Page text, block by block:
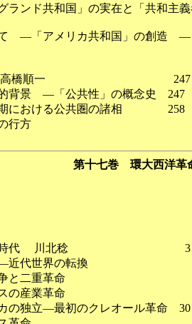
和国」の実在と「共和主義
メリカ共和国」の創造 ―ジョ
立 高橋順一 247
―「公共性」の概念史 247
ける公共圏の諸相 258
圏の行方
第十七巻 環大西洋革
の時代 川北稔 3
近代世界の転換
争と二重革
スの産業革命
―最初のクレオール革命 30